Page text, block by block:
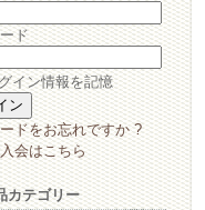
ド
イン情報を記憶
ドをお忘れですか ?
会はこちら
カテゴリー